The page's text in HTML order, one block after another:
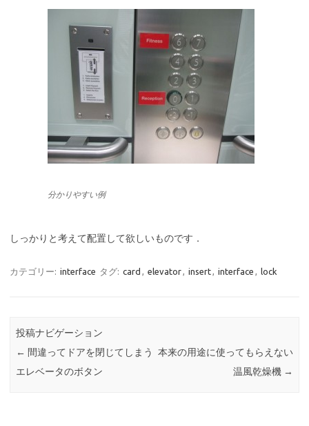
分かりやすい例
しっかりと考えて配置して欲しいものです．
カテゴリー: interface タグ: card , elevator, insert, interface , lock
投稿ナビゲーション
← 間違ってドアを閉じてしまう
エレベータのボタン
本来の用途に使ってもらえない
温風乾燥機 →